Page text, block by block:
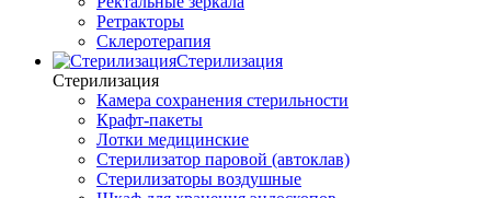
Ретракторы
Склеротерапия
Стерилизация
Стерилизация
Камера сохранения стерильности
Крафт-пакеты
Лотки медицинские
Стерилизатор паровой (автоклав)
Стерилизаторы воздушные